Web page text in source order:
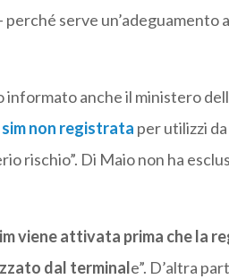
serve un’adeguamento
anche il ministero
sim non registrata per utilizzi
rischio”. Di Maio non ha
viene attivata prima che la
dal terminale”. D’altra